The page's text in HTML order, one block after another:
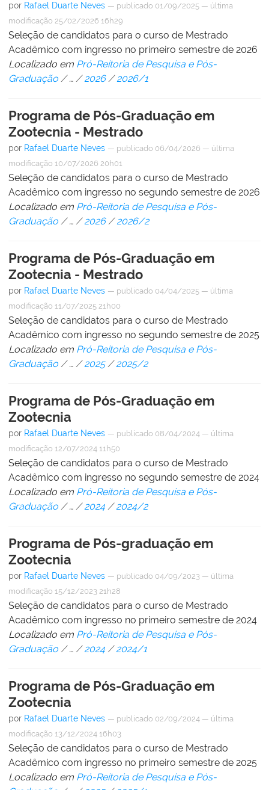
por Rafael Duarte Neves — publicado 01/09/2025 — última
modificação 25/02/2026 16h29
Seleção de candidatos para o curso de Mestrado
Acadêmico com ingresso no primeiro semestre de 2026
Localizado em Pró-Reitoria de Pesquisa e Pós-
Graduação /… /2026 /2026/1
Programa de Pós-Graduação em
Zootecnia - Mestrado
por Rafael Duarte Neves — publicado 06/04/2026 — última
modificação 10/07/2026 20h01
Seleção de candidatos para o curso de Mestrado
Acadêmico com ingresso no segundo semestre de 2026
Localizado em Pró-Reitoria de Pesquisa e Pós-
Graduação /… /2026 /2026/2
Programa de Pós-Graduação em
Zootecnia - Mestrado
por Rafael Duarte Neves — publicado 04/04/2025 — última
modificação 11/07/2025 21h00
Seleção de candidatos para o curso de Mestrado
Acadêmico com ingresso no segundo semestre de 2025
Localizado em Pró-Reitoria de Pesquisa e Pós-
Graduação /… /2025 /2025/2
Programa de Pós-Graduação em
Zootecnia
por Rafael Duarte Neves — publicado 08/04/2024 — última
modificação 12/07/2024 11h50
Seleção de candidatos para o curso de Mestrado
Acadêmico com ingresso no segundo semestre de 2024
Localizado em Pró-Reitoria de Pesquisa e Pós-
Graduação /… /2024 /2024/2
Programa de Pós-graduação em
Zootecnia
por Rafael Duarte Neves — publicado 04/09/2023 — última
modificação 15/12/2023 21h28
Seleção de candidatos para o curso de Mestrado
Acadêmico com ingresso no primeiro semestre de 2024
Localizado em Pró-Reitoria de Pesquisa e Pós-
Graduação /… /2024 /2024/1
Programa de Pós-Graduação em
Zootecnia
por Rafael Duarte Neves — publicado 02/09/2024 — última
modificação 13/12/2024 16h03
Seleção de candidatos para o curso de Mestrado
Acadêmico com ingresso no primeiro semestre de 2025
Localizado em Pró-Reitoria de Pesquisa e Pós-